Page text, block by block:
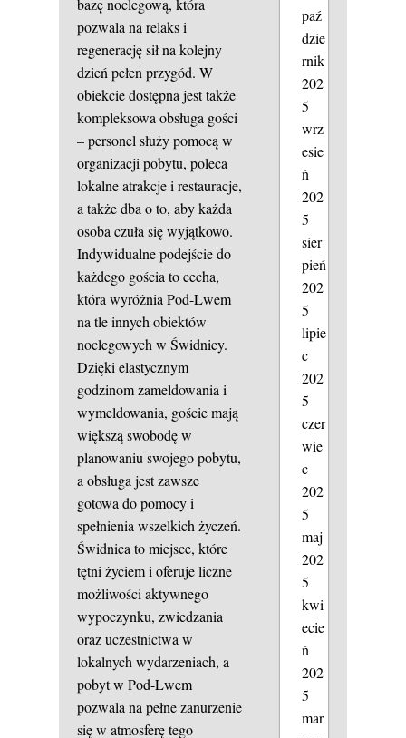
bazę noclegową, która
pozwala na relaks i
regenerację sił na kolejny
dzień pełen przygód. W
obiekcie dostępna jest także
kompleksowa obsługa gości
– personel służy pomocą w
organizacji pobytu, poleca
lokalne atrakcje i restauracje,
a także dba o to, aby każda
osoba czuła się wyjątkowo.
Indywidualne podejście do
każdego gościa to cecha,
która wyróżnia Pod-Lwem
na tle innych obiektów
noclegowych w Świdnicy.
Dzięki elastycznym
godzinom zameldowania i
wymeldowania, goście mają
większą swobodę w
planowaniu swojego pobytu,
a obsługa jest zawsze
gotowa do pomocy i
spełnienia wszelkich życzeń.
Świdnica to miejsce, które
tętni życiem i oferuje liczne
możliwości aktywnego
wypoczynku, zwiedzania
oraz uczestnictwa w
lokalnych wydarzeniach, a
pobyt w Pod-Lwem
pozwala na pełne zanurzenie
się w atmosferę tego
paź
dzie
rnik
202
5
wrz
esie
ń
202
5
sier
pień
202
5
lipie
c
202
5
czer
wie
c
202
5
maj
202
5
kwi
ecie
ń
202
5
mar